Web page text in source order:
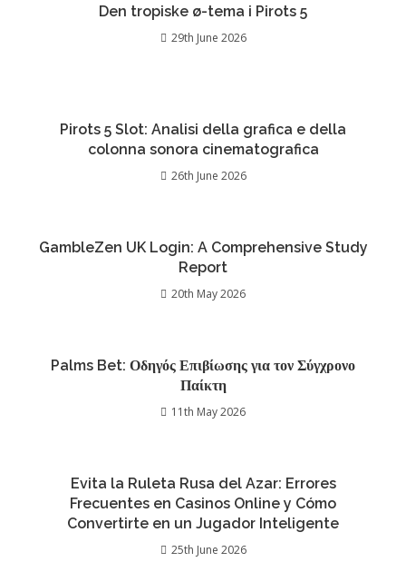
Den tropiske ø-tema i Pirots 5
29th June 2026
Pirots 5 Slot: Analisi della grafica e della
colonna sonora cinematografica
26th June 2026
GambleZen UK Login: A Comprehensive Study
Report
20th May 2026
Palms Bet: Οδηγός Επιβίωσης για τον Σύγχρονο
Παίκτη
11th May 2026
Evita la Ruleta Rusa del Azar: Errores
Frecuentes en Casinos Online y Cómo
Convertirte en un Jugador Inteligente
25th June 2026